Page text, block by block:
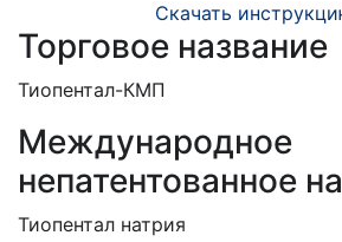
Скачать
Торговое название
Тиопентал-КМП
Международное
непатентованное
Тиопентал натрия